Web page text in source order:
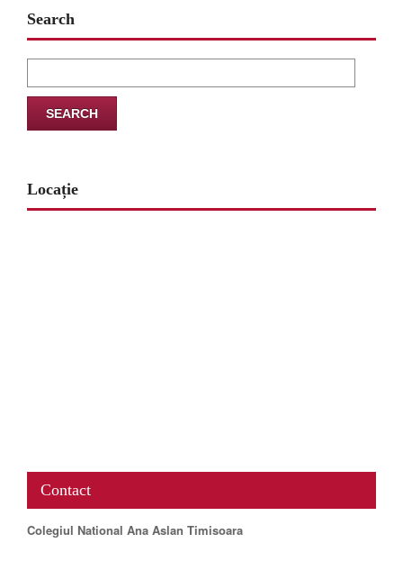
Search
for:
Locație
Contact
Colegiul National Ana Aslan Timisoara